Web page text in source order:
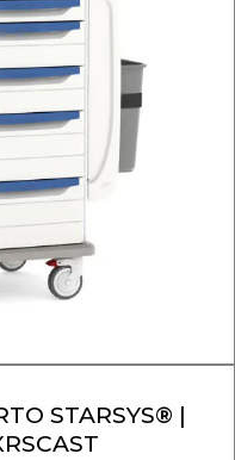
STARSYS® |